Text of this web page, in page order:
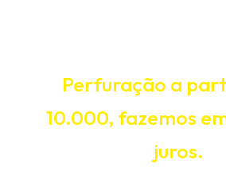
Perfuração a
10.000, fazemos
juros.